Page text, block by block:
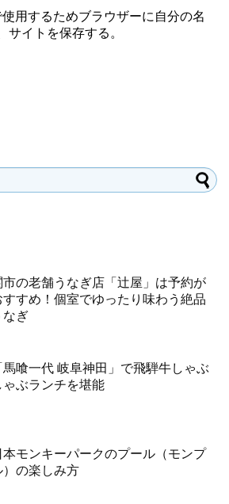
用するためブラウザーに自分の名
サイトを保存する。
市の老舗うなぎ店「辻屋」は予約が
すすめ！個室でゆったり味わう絶品
なぎ
馬喰一代 岐阜神田」で飛騨牛しゃぶ
ゃぶランチを堪能
本モンキーパークのプール（モンプ
）の楽しみ方